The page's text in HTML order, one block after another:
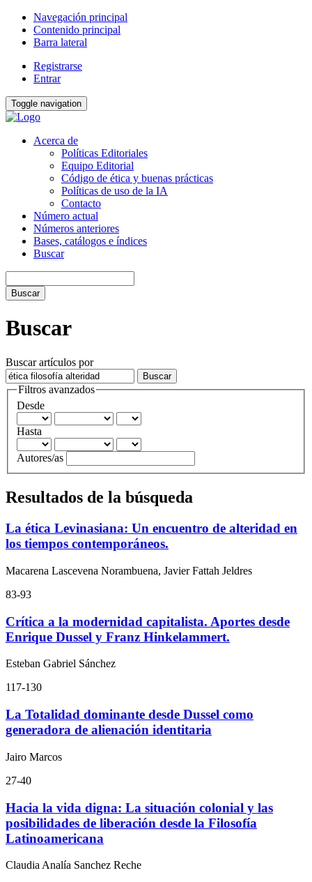
Navegación principal
Contenido principal
Barra lateral
Registrarse
Entrar
Toggle navigation
Acerca de
Políticas Editoriales
Equipo Editorial
Código de ética y buenas prácticas
Políticas de uso de la IA
Contacto
Número actual
Números anteriores
Bases, catálogos e índices
Buscar
Buscar
Buscar
Buscar artículos por
Filtros avanzados
Desde
Hasta
Autores/as
Resultados de la búsqueda
La ética Levinasiana: Un encuentro de alteridad en
los tiempos contemporáneos.
Macarena Lascevena Norambuena, Javier Fattah Jeldres
83-93
Crítica a la modernidad capitalista. Aportes desde
Enrique Dussel y Franz Hinkelammert.
Esteban Gabriel Sánchez
117-130
La Totalidad dominante desde Dussel como
generadora de alienación identitaria
Jairo Marcos
27-40
Hacia la vida digna: La situación colonial y las
posibilidades de liberación desde la Filosofía
Latinoamericana
Claudia Analía Sanchez Reche